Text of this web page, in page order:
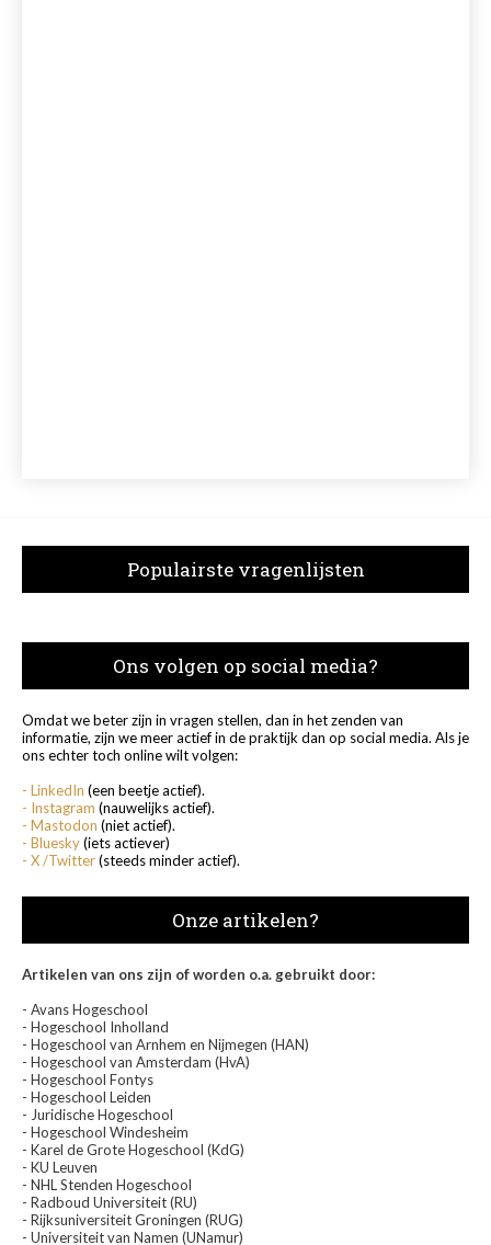
Populairste vragenlijsten
Ons volgen op social media?
Omdat we beter zijn in vragen stellen, dan in het zenden van
informatie, zijn we meer actief in de praktijk dan op social media. Als je
ons echter toch online wilt volgen:
- LinkedIn (een beetje actief).
- Instagram (nauwelijks actief).
- Mastodon (niet actief).
- Bluesky(iets actiever)
- X /Twitter(steeds minder actief).
Onze artikelen?
Artikelen van ons zijn of worden o.a. gebruikt door:
- Avans Hogeschool
- Hogeschool Inholland
- Hogeschool van Arnhem en Nijmegen (HAN)
- Hogeschool van Amsterdam (HvA)
- Hogeschool Fontys
- Hogeschool Leiden
- Juridische Hogeschool
- Hogeschool Windesheim
- Karel de Grote Hogeschool (KdG)
- KU Leuven
- NHL Stenden Hogeschool
- Radboud Universiteit (RU)
- Rijksuniversiteit Groningen (RUG)
- Universiteit van Namen (UNamur)